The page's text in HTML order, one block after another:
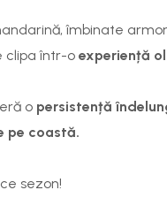
îmbinate
clipa într-o experiență
o persistență
pe coastă.
sezon!